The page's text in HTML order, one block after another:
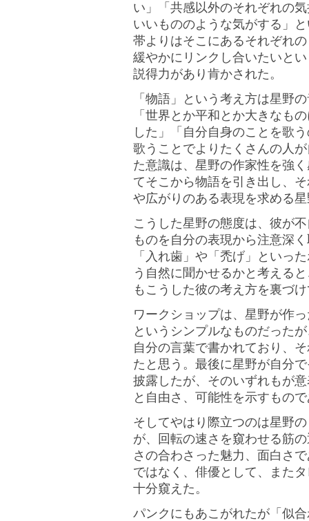
い」「共感以外のそれぞれの
いいもののような気がする」
帯よりはそこにあるそれぞれ
緩やかにリンクし合いたいと
説得力があり肯かされた。
「物語」という考え方は星野
「世界とか平和とか大きなも
した」「自分自身のことを歌
歌うことでよりたくさんの人
た意識は、星野の作家性を強
てそこから物語を引き出し、
や広がりのある表現を求める
こうした星野の態度は、彼が
ものを自分の表現から注意深
「入れ歯」や「禿げ」といっ
う自然に聞かせるかと考える
もこうした彼の考え方を裏づ
ワークショップは、星野が作
というシンプルなものだった
自分の言葉で書かれており、
たと思う。最後に星野が自分
披露したが、そのいずれもが
と自由さ、可能性を示すもの
そしてやはり際立つのは星野
が、回転の速さを窺わせる筋
さの合わさった魅力、面白さ
ではなく、俳優として、また
十分窺えた。
パンクにもあこがれたが「似